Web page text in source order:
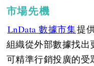
市場先機
LnData 數據市集提
組織從外部數據找
可精準行銷投廣的受